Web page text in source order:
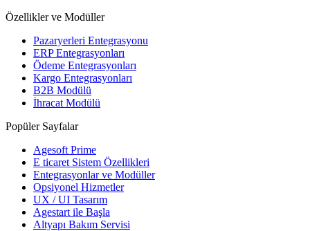
Özellikler ve Modüller
Pazaryerleri Entegrasyonu
ERP Entegrasyonları
Ödeme Entegrasyonları
Kargo Entegrasyonları
B2B Modülü
İhracat Modülü
Popüler Sayfalar
Agesoft Prime
E ticaret Sistem Özellikleri
Entegrasyonlar ve Modüller
Opsiyonel Hizmetler
UX / UI Tasarım
Agestart ile Başla
Altyapı Bakım Servisi